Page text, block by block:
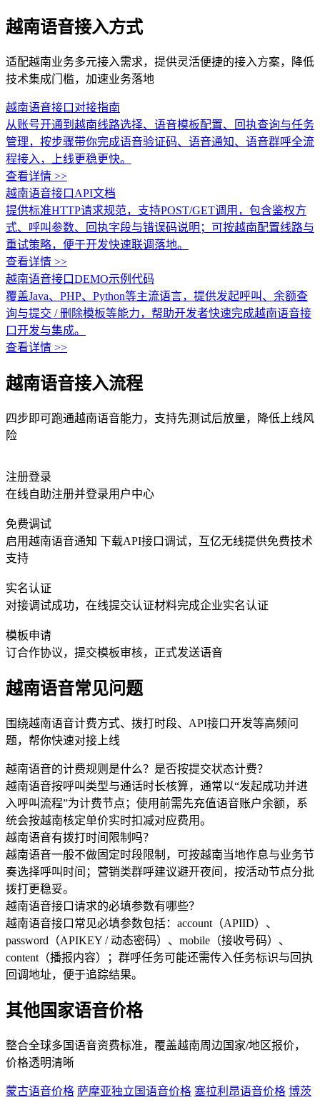
越南语音接入方式
适配越南业务多元接入需求，提供灵活便捷的接入方案，降低
技术集成门槛，加速业务落地
越南语音接口对接指南
从账号开通到越南线路选择、语音模板配置、回执查询与任务
管理，按步骤带你完成语音验证码、语音通知、语音群呼全流
程接入，上线更稳更快。
查看详情 >>
越南语音接口API文档
提供标准HTTP请求规范，支持POST/GET调用，包含鉴权方
式、呼叫参数、回执字段与错误码说明；可按越南配置线路与
重试策略，便于开发快速联调落地。
查看详情 >>
越南语音接口DEMO示例代码
覆盖Java、PHP、Python等主流语言，提供发起呼叫、余额查
询与提交 / 删除模板等能力，帮助开发者快速完成越南语音接
口开发与集成。
查看详情 >>
越南语音接入流程
四步即可跑通越南语音能力，支持先测试后放量，降低上线风
险
注册登录
在线自助注册并登录用户中心
免费调试
启用越南语音通知 下载API接口调试，互亿无线提供免费技术
支持
实名认证
对接调试成功，在线提交认证材料完成企业实名认证
模板申请
订合作协议，提交模板审核，正式发送语音
越南语音常见问题
围绕越南语音计费方式、拨打时段、API接口开发等高频问
题，帮你快速对接上线
越南语音的计费规则是什么？是否按提交状态计费？
越南语音按呼叫类型与通话时长核算，通常以“发起成功并进
入呼叫流程”为计费节点；使用前需先充值语音账户余额，系
统会按越南核定单价实时扣减对应费用。
越南语音有拨打时间限制吗？
越南语音一般不做固定时段限制，可按越南当地作息与业务节
奏选择呼叫时间；营销类群呼建议避开夜间，按活动节点分批
拨打更稳妥。
越南语音接口请求的必填参数有哪些？
越南语音接口常见必填参数包括：account（APIID）、
password（APIKEY / 动态密码）、mobile（接收号码）、
content（播报内容）；群呼任务可能还需传入任务标识与回执
回调地址，便于追踪结果。
其他国家语音价格
整合全球多国语音资费标准，覆盖越南周边国家/地区报价，
价格透明清晰
蒙古语音价格 萨摩亚独立国语音价格 塞拉利昂语音价格 博茨